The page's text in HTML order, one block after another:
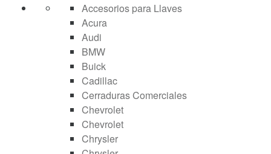
Accesorios para Llaves
Acura
Audi
BMW
Buick
Cadillac
Cerraduras Comerciales
Chevrolet
Chevrolet
Chrysler